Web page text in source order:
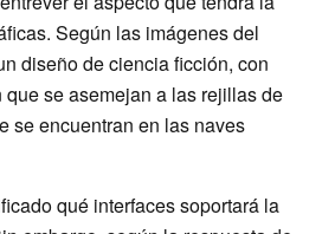
Según las imágenes del
diseño de ciencia ficción, con
se asemejan a las rejillas de
se encuentran en las naves
qué interfaces soportará la